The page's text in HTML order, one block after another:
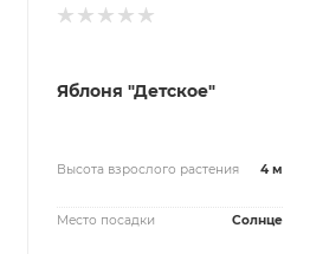
Яблоня "Детское"
Высота взрослого растения 4 м
Место посадки Солнце